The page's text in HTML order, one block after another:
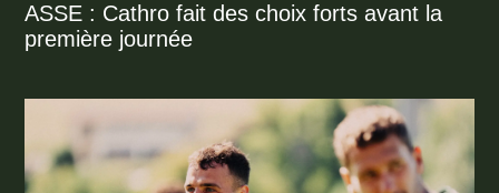
ASSE : Cathro fait des choix forts avant la
première journée